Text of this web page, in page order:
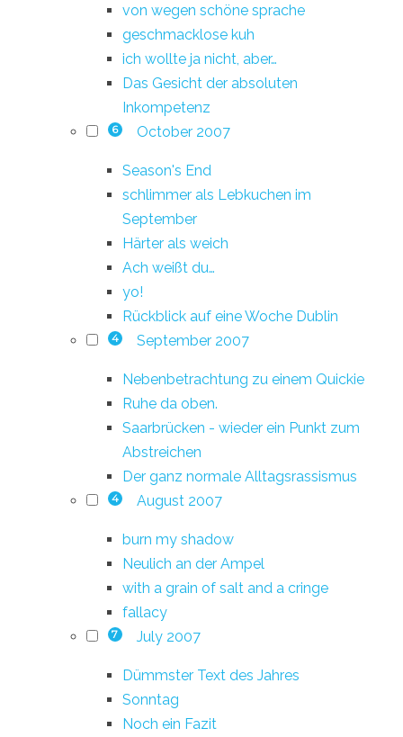
von wegen schöne sprache
geschmacklose kuh
ich wollte ja nicht, aber…
Das Gesicht der absoluten
Inkompetenz
6 October 2007
Season's End
schlimmer als Lebkuchen im
September
Härter als weich
Ach weißt du…
yo!
Rückblick auf eine Woche Dublin
4 September 2007
Nebenbetrachtung zu einem Quickie
Ruhe da oben.
Saarbrücken - wieder ein Punkt zum
Abstreichen
Der ganz normale Alltagsrassismus
4 August 2007
burn my shadow
Neulich an der Ampel
with a grain of salt and a cringe
fallacy
7 July 2007
Dümmster Text des Jahres
Sonntag
Noch ein Fazit